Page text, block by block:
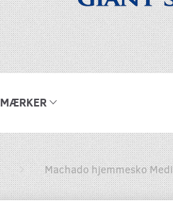
MÆRKER
Machado hjemmesko